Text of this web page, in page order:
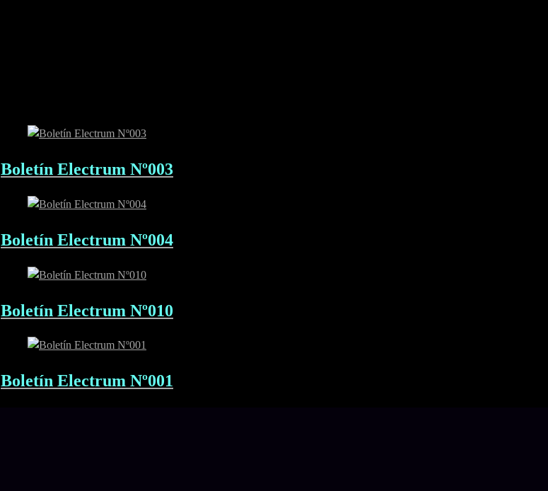
Boletín Electrum Nº003
Boletín Electrum Nº004
Boletín Electrum Nº010
Boletín Electrum Nº001